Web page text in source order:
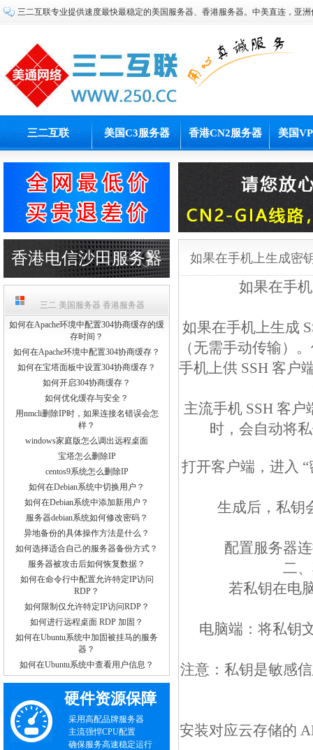
三二互联专业提供速度最快最稳定的美国服务器、香港服务器。中美直连，亚洲
三二互联 美国C3服务器 香港CN2服务器 美国
香港电信沙田服务器
三二 美国服务器 香港服务器
如何在Apache环境中配置304协商缓存的缓
存时间？
如何在Apache环境中配置304协商缓存？
如何在宝塔面板中设置304协商缓存？
如何开启304协商缓存？
如何优化缓存与安全？
用nmcli删除IP时，如果连接名错误会怎
样？
windows家庭版怎么调出远程桌面
宝塔怎么删除IP
centos9系统怎么删除IP
如何在Debian系统中切换用户？
如何在Debian系统中添加新用户？
服务器debian系统如何修改密码？
异地备份的具体操作方法是什么？
如何选择适合自己的服务器备份方式？
服务器被攻击后如何恢复数据？
如何在命令行中配置允许特定IP访问
RDP？
如何限制仅允许特定IP访问RDP？
如何进行远程桌面 RDP 加固？
如何在Ubuntu系统中加固被挂马的服务
器？
如何在Ubuntu系统中查看用户信息？
硬件资源保障
采用高配品牌服务器
主流强悍CPU配置
确保服务高速稳定运行
如果在手机上生成密
如果在手
如果在手机上生成
（无需手动传输）
手机上供 SSH 客户
主流手机 SSH 客户
时，会自动将
打开客户端，进入
生成后，私钥
配置服务器
二
若私钥在电
电脑端：将私钥
注意：私钥是敏感
安装对应云存储的